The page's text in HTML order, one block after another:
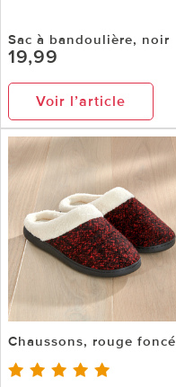
Sac à bandoulière, noir
19,99
Voir l’article
Chaussons, rouge foncé